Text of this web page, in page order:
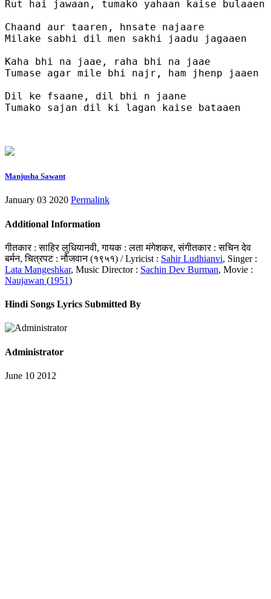
Rut hai jawaan, tumako yahaan kaise bulaaen
Chaand aur taaren, hnsate najaare
Milake sabhi dil men sakhi jaadu jagaaen
Kaha bhi na jaae, raha bhi na jaae
Tumase agar mile bhi najr, ham jhenp jaaen
Dil ke fsaane, dil bhi n jaane
Tumako sajan dil ki lagan kaise bataaen
Manjusha Sawant
January 03 2020 Permalink
Additional Information
गीतकार : साहिर लुधियानवी, गायक : लता मंगेशकर, संगीतकार : सचिन देव
बर्मन, चित्रपट : नौजवान (१९५१) / Lyricist : Sahir Ludhianvi, Singer :
Lata Mangeshkar, Music Director : Sachin Dev Burman, Movie :
Naujawan (1951)
Hindi Songs Lyrics Submitted By
Administrator
June 10 2012